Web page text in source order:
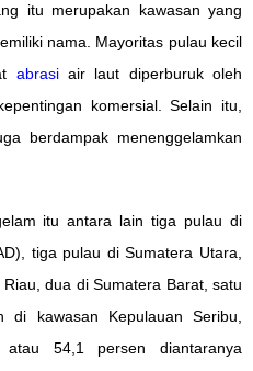
itu merupakan kawasan yang
nama. Mayoritas pulau kecil
abrasiair laut diperburuk oleh
komersial. Selain itu,
berdampak menenggelamkan
itu antara lain tiga pulau di
tiga pulau di Sumatera Utara,
dua di Sumatera Barat, satu
di kawasan Kepulauan Seribu,
54,1 persen diantaranya